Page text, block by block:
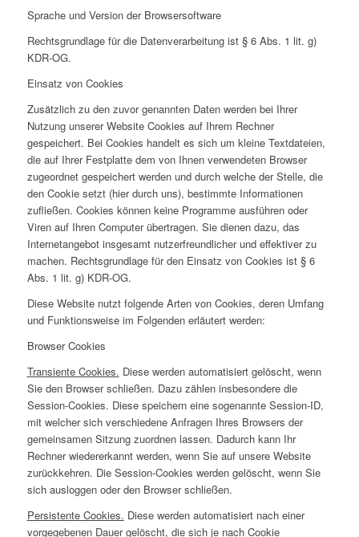
Sprache und Version der Browsersoftware
Rechtsgrundlage für die Datenverarbeitung ist § 6 Abs. 1 lit. g)
KDR-OG.
Einsatz von Cookies
Zusätzlich zu den zuvor genannten Daten werden bei Ihrer
Nutzung unserer Website Cookies auf Ihrem Rechner
gespeichert. Bei Cookies handelt es sich um kleine Textdateien,
die auf Ihrer Festplatte dem von Ihnen verwendeten Browser
zugeordnet gespeichert werden und durch welche der Stelle, die
den Cookie setzt (hier durch uns), bestimmte Informationen
zufließen. Cookies können keine Programme ausführen oder
Viren auf Ihren Computer übertragen. Sie dienen dazu, das
Internetangebot insgesamt nutzerfreundlicher und effektiver zu
machen. Rechtsgrundlage für den Einsatz von Cookies ist § 6
Abs. 1 lit. g) KDR-OG.
Diese Website nutzt folgende Arten von Cookies, deren Umfang
und Funktionsweise im Folgenden erläutert werden:
Browser Cookies
Transiente Cookies. Diese werden automatisiert gelöscht, wenn
Sie den Browser schließen. Dazu zählen insbesondere die
Session-Cookies. Diese speichern eine sogenannte Session-ID,
mit welcher sich verschiedene Anfragen Ihres Browsers der
gemeinsamen Sitzung zuordnen lassen. Dadurch kann Ihr
Rechner wiedererkannt werden, wenn Sie auf unsere Website
zurückkehren. Die Session-Cookies werden gelöscht, wenn Sie
sich ausloggen oder den Browser schließen.
Persistente Cookies. Diese werden automatisiert nach einer
vorgegebenen Dauer gelöscht, die sich je nach Cookie